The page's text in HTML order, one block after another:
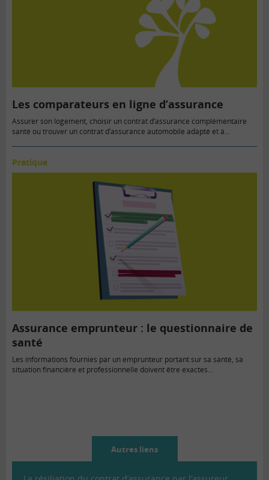
Les comparateurs en ligne d’assurance
Assurer son logement, choisir un contrat d’assurance complémentaire
santé ou trouver un contrat d’assurance automobile adapté et à…
Pratique
Assurance emprunteur : le questionnaire de
santé
Les informations fournies par un emprunteur portant sur sa santé, sa
situation financière et professionnelle doivent être exactes…
Autres liens